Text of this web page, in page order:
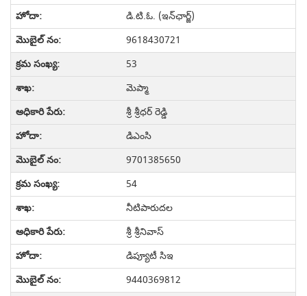
డి.టి.ఓ. (ఇన్‌ఛార్జ్)
9618430721
53
మెప్మా
శ్రీ శ్రీధర్ రెడ్డి
డిఎంసి
9701385650
54
నీటిపారుదల
శ్రీ శ్రీనివాస్
డిప్యూటీ సిఇ
9440369812